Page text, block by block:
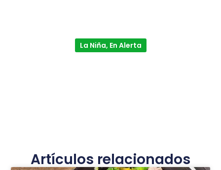
La Niña, En Alerta
Artículos relacionados